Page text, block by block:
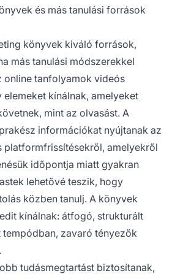
és más tanulási források
könyvek kiváló források,
más tanulási módszerekkel
online tanfolyamok videós
kínálnak, amelyeket
mint az olvasást. A
információkat nyújtanak az
platformfrissítésekről, amelyekről
időpontja miatt gyakran
lehetővé teszik, hogy
közben tanulj. A könyvek
kínálnak: átfogó, strukturált
tempódban, zavaró tényezők
tudásmegtartást biztosítanak,